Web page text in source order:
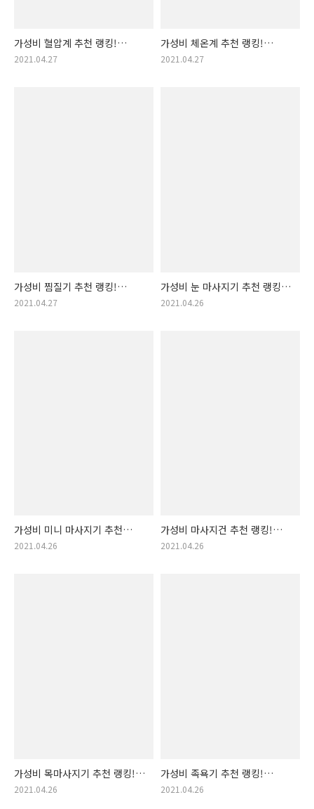
가성비 혈압계 추천 랭킹!
혈압계 순위! (혈압측정, 혈압
2021.04.27
가성비 체온계 추천 랭킹!
체온계 순위! (코로나 체온계,
2021.04.27
가성비 찜질기 추천 랭킹!
찜질기 순위! (찜질머신, 찜질
2021.04.27
가성비 눈 마사지기 추천 랭킹!
눈 마사지기 순위! (눈마사지,
2021.04.26
가성비 미니 마사지기 추천
랭킹! 미니 마사지기 순위!
2021.04.26
가성비 마사지건 추천 랭킹!
마사지건 순위! (massage
2021.04.26
가성비 목마사지기 추천 랭킹!
목마사지기 순위! (마사지 머신,
2021.04.26
가성비 족욕기 추천 랭킹!
족욕기계 순위! (족욕 머신,
2021.04.26